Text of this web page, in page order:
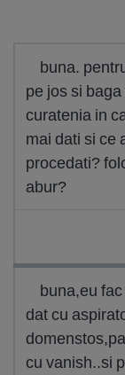
buna.
pe jos si
curatenia in
mai dati si ce
procedati?
abur?
buna,eu
dat cu
cu vanish..si